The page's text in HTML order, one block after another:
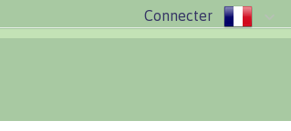
Connecter